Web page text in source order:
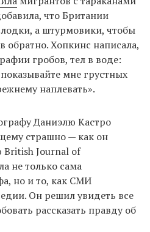
что Британии
а штурмовики, чтобы
обратно. Хопкинс написала,
гробов, тел в воде:
мне грустных
наплевать».
Даниэлю Кастро
страшно — как он
British Journal of
не только сама
но и то, как СМИ
Он решил увидеть все
рассказать правду об